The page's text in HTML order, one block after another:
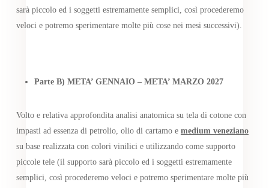
sarà piccolo ed i soggetti estremamente semplici, così procederemo
veloci e potremo sperimentare molte più cose nei mesi successivi).
Parte B) META’ GENNAIO – META’ MARZO 2027
Volto e relativa approfondita analisi anatomica su tela di cotone con
impasti ad essenza di petrolio, olio di cartamo e medium veneziano
su base realizzata con colori vinilici e utilizzando come supporto
piccole tele (il supporto sarà piccolo ed i soggetti estremamente
semplici, così procederemo veloci e potremo sperimentare molte più